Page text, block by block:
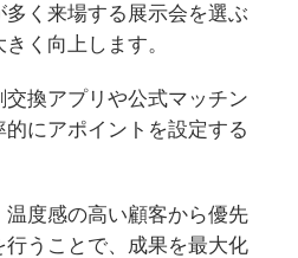
く来場する展示会を選ぶ
く向上します。
交換アプリや公式マッチン
にアポイントを設定する
温度感の高い顧客から優先
うことで、成果を最大化